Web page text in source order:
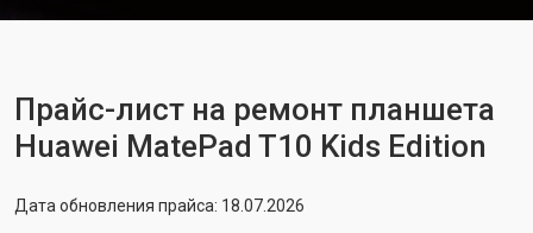
Прайс-лист на ремонт планшета
Huawei MatePad T10 Kids Edition
Дата обновления прайса: 18.07.2026